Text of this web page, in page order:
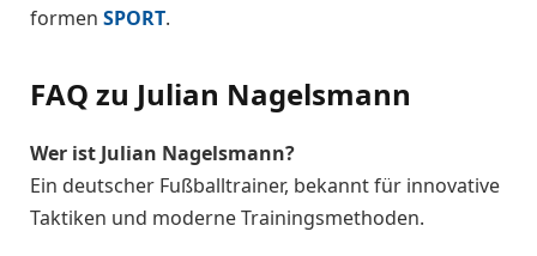
formen SPORT.
FAQ zu Julian Nagelsmann
Wer ist Julian Nagelsmann?
Ein deutscher Fußballtrainer, bekannt für innovative
Taktiken und moderne Trainingsmethoden.